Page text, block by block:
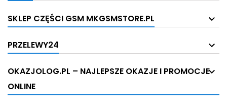
SKLEP CZĘŚCI GSM MKGSMSTORE.PL
PRZELEWY24
OKAZJOLOG.PL – NAJLEPSZE OKAZJE I PROMOCJE
ONLINE